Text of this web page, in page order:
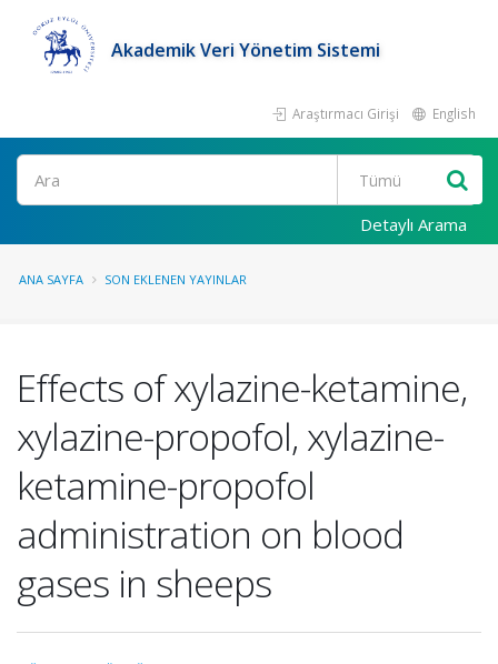
Akademik Veri Yönetim Sistemi
Araştırmacı Girişi English
Ara
Detaylı Arama
ANA SAYFA SON EKLENEN YAYINLAR
Effects of xylazine-ketamine,
xylazine-propofol, xylazine-
ketamine-propofol
administration on blood
gases in sheeps